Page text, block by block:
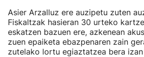
Asier Arzalluz ere auzipetu zuten
Fiskaltzak hasieran 30 urteko
eskatzen bazuen ere, azkenean
zuen epaiketa ebazpenaren zain
zutelako lortu egiaztatzea bera